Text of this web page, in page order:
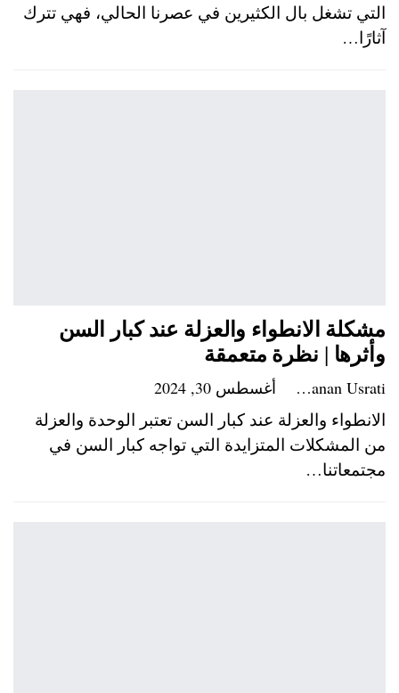
التي تشغل بال الكثيرين في عصرنا الحالي، فهي تترك
آثارًا…
مشكلة الانطواء والعزلة عند كبار السن
وأثرها | نظرة متعمقة
Hanan Usrati أغسطس 30, 2024
الانطواء والعزلة عند كبار السن تعتبر الوحدة والعزلة
من المشكلات المتزايدة التي تواجه كبار السن في
مجتمعاتنا…